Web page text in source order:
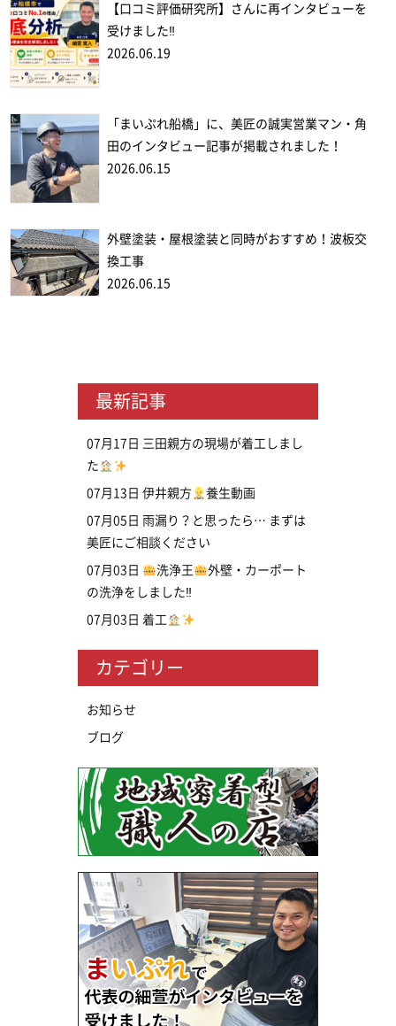
【口コミ評価研究所】さんに再インタビューを
受けました‼
2026.06.19
「まいぷれ船橋」に、美匠の誠実営業マン・角
田のインタビュー記事が掲載されました！
2026.06.15
外壁塗装・屋根塗装と同時がおすすめ！波板交
換工事
2026.06.15
最新記事
07月17日 三田親方の現場が着工しまし
た
07月13日 伊井親方 養生動画
07月05日 雨漏り？と思ったら… まずは
美匠にご相談ください
07月03日 洗浄王
外壁・カーポート
の洗浄をしました‼
07月03日 着工
カテゴリー
お知らせ
ブログ